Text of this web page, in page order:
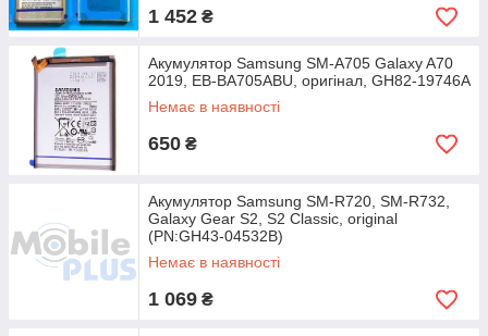
1 452 ₴
Акумулятор Samsung SM-A705 Galaxy A70
2019, EB-BA705ABU, оригінал, GH82-19746A
Немає в наявності
650 ₴
Акумулятор Samsung SM-R720, SM-R732,
Galaxy Gear S2, S2 Classic, original
(PN:GH43-04532B)
Немає в наявності
1 069 ₴